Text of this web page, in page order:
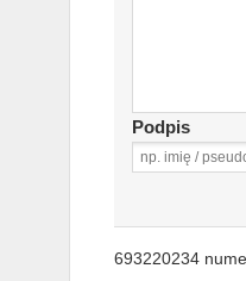
Podpis
693220234